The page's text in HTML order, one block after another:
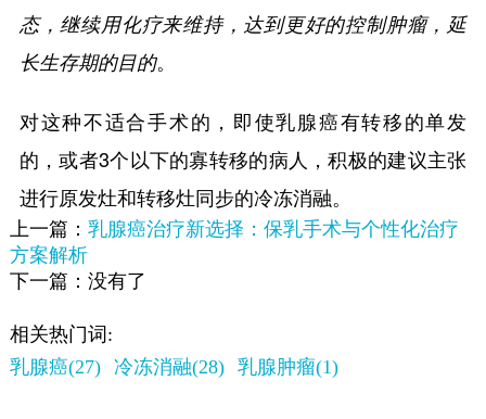
态，继续用化疗来维持，达到更好的控制肿瘤，延
长生存期的目的。
对这种不适合手术的，即使乳腺癌有转移的单发
的，或者3个以下的寡转移的病人，积极的建议主张
进行原发灶和转移灶同步的冷冻消融。
上一篇： 乳腺癌治疗新选择：保乳手术与个性化治疗
方案解析
下一篇：没有了
相关热门词:
乳腺癌(27)
冷冻消融(28) 乳腺肿瘤(1)